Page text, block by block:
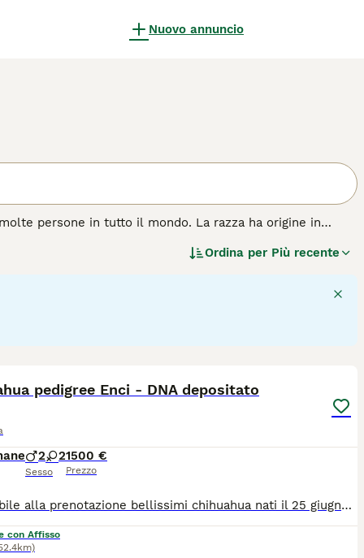
Nuovo annuncio
persone in tutto il mondo. La razza ha origine in
è un cane da borsetta. Questi piccoli cani sono infatti
leali e affettuosi e non amano altro che trascorrere il
possono stare da soli per lunghi periodi di tempo.
di cane.
Ordina per Più recente
pedigree Enci - DNA depositato
2 2
Sesso
1500 €
Prezzo
Disponibile alla prenotazione bellissimi chihuahua nati il 25 giugno. Saranno disponibili da fine agosto. Si consegnano con primo vaccino, sverminazione, microchip, iscrizione anagrafe canina e pedigree Enci. Papà tricolore pelo lungo. Mamma tricolore pelo corto. Due femmine (una bianca e nera. Una bianca, nera e marrone con occhi chiari) e due maschietti (un cioccolato con occhi chiari e un tricolore nero). Tutti e 4 pelo lungo. No perditempo. Prezzo non trattabile. Genitori con dna depositato.
con Affisso